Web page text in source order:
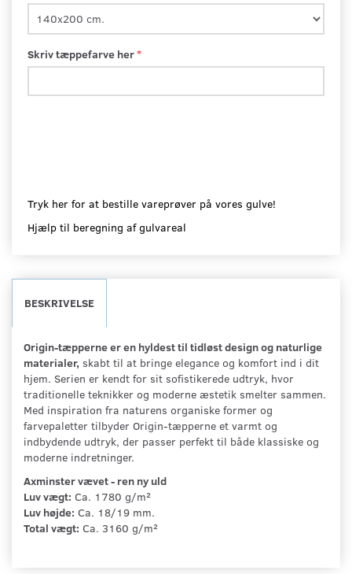
Skriv tæppefarve her
Tryk her for at bestille vareprøver på vores gulve!
Hjælp til beregning af gulvareal
BESKRIVELSE
Origin-tæpperne er en hyldest til tidløst design og naturlige
materialer, skabt til at bringe elegance og komfort ind i dit
hjem. Serien er kendt for sit sofistikerede udtryk, hvor
traditionelle teknikker og moderne æstetik smelter sammen.
Med inspiration fra naturens organiske former og
farvepaletter tilbyder Origin-tæpperne et varmt og
indbydende udtryk, der passer perfekt til både klassiske og
moderne indretninger.
Axminster vævet - ren ny uld
Luv vægt: Ca. 1780 g/m²
Luv højde: Ca. 18/19 mm.
Total vægt: Ca. 3160 g/m²